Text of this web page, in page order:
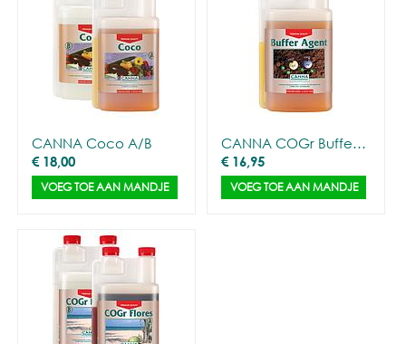
CANNA Coco A/B
€ 18,00
VOEG TOE AAN MANDJE
CANNA COGr Buffer agent (1L)
€ 16,95
VOEG TOE AAN MANDJE